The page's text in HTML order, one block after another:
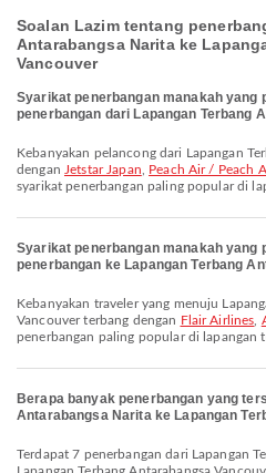
Soalan Lazim tentang
Antarabangsa Narita ke
Vancouver
Syarikat penerbangan manakah yang
penerbangan dari Lapangan Terbang
Kebanyakan pelancong dari Lapangan Terbang Antarabangsa Narita terbang
dengan Jetstar Japan Peach Air / Peach
syarikat penerbangan paling popular di
Syarikat penerbangan manakah yang
penerbangan ke Lapangan Terbang
Kebanyakan traveler yang menuju Lapangan Terbang Antarabangsa
Vancouver terbang dengan Flair Airlines
penerbangan paling popular di lapangan
Berapa banyak penerbangan yang
Antarabangsa Narita ke Lapangan
Terdapat 7 penerbangan dari Lapangan Terbang Antarabangsa Narita ke